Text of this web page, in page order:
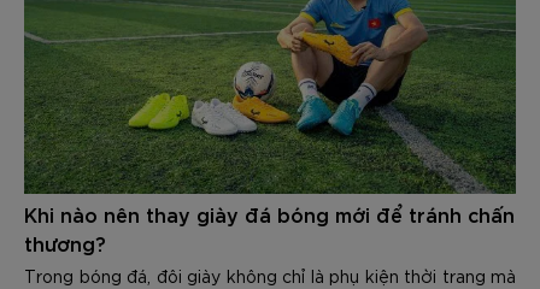
Khi nào nên thay giày đá bóng mới để tránh chấn
thương?
Trong bóng đá, đôi giày không chỉ là phụ kiện thời trang mà